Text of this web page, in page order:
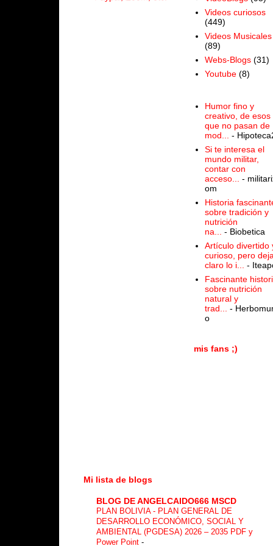
Videos curiosos
(449)
Videos Musicales
(89)
Webs-Blogs (31)
Youtube (8)
Humor fino y
creativo, de esos
que no pasan de
mod...
-
Si te interesa el
mundo militar,
contar con
acceso...
-
om
Historia
sobre tradición y
nutrición
na...
- Biobetica
Artículo divertido
curioso, pero deja
claro lo i...
-
Fascinante
sobre nutrición
natural y
trad...
-
o
mis fans ;)
Mi lista de blogs
BLOG DE ANGELCAIDO666 MSCD
PLAN BOLIVIA - PLAN GENERAL DE
DESARROLLO ECONÓMICO, SOCIAL Y
AMBIENTAL (PGDESA) 2026 – 2035 PDF y
Power Point -